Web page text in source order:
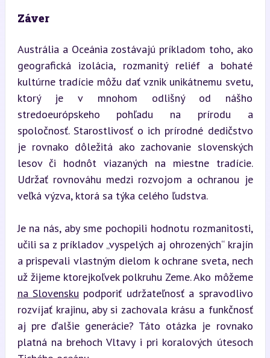
Záver
Austrália a Oceánia zostávajú príkladom toho, ako
geografická izolácia, rozmanitý reliéf a bohaté
kultúrne tradície môžu dať vznik unikátnemu svetu,
ktorý je v mnohom odlišný od nášho
stredoeurópskeho pohľadu na prírodu a
spoločnosť. Starostlivosť o ich prírodné dedičstvo
je rovnako dôležitá ako zachovanie slovenských
lesov či hodnôt viazaných na miestne tradície.
Udržať rovnováhu medzi rozvojom a ochranou je
veľká výzva, ktorá sa týka celého ľudstva.
Je na nás, aby sme pochopili hodnotu rozmanitosti,
učili sa z príkladov „vyspelých aj ohrozených“ krajín
a prispevali vlastným dielom k ochrane sveta, nech
už žijeme ktorejkoľvek polkruhu Zeme. Ako môžeme
na Slovensku podporiť udržateľnosť a spravodlivo
rozvíjať krajinu, aby si zachovala krásu a funkčnosť
aj pre ďalšie generácie? Táto otázka je rovnako
platná na brehoch Vltavy i pri koralových útesoch